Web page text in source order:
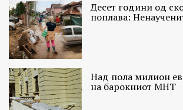
Десет години од
поплава:
Над пола милион
на барокниот МНТ